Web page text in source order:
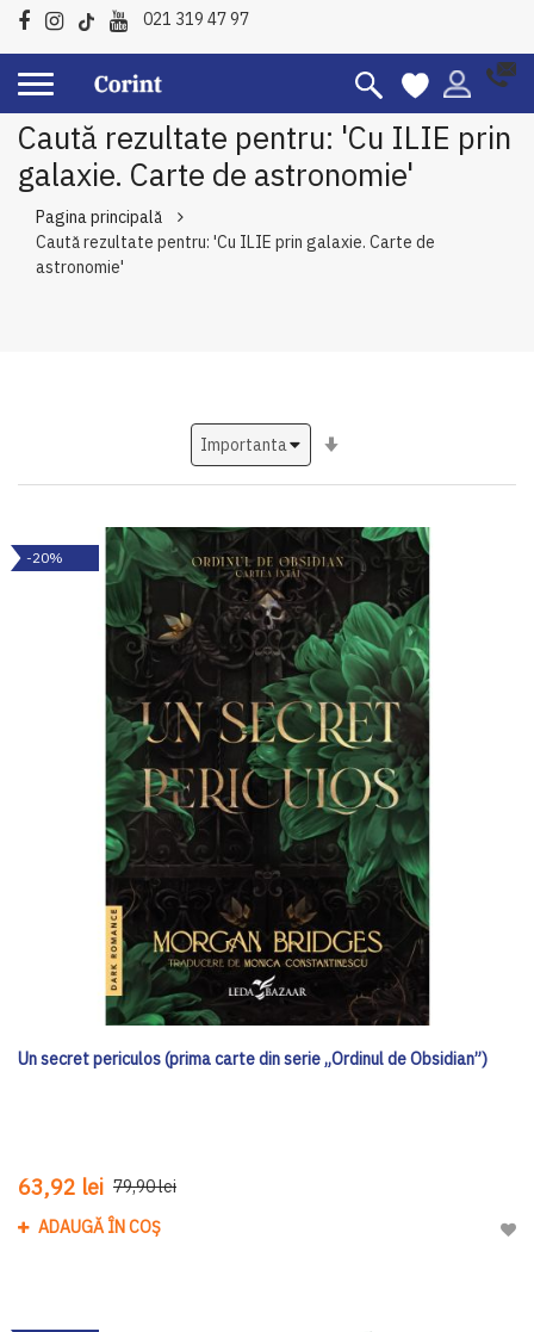
021 319 47 97
Caută rezultate pentru: 'Cu ILIE prin
galaxie. Carte de astronomie'
Pagina principală
Caută rezultate pentru: 'Cu ILIE prin galaxie. Carte de
astronomie'
-20%
Un secret periculos (prima carte din serie „Ordinul de Obsidian”)
63,92 lei 79,90 lei
ADAUGĂ ÎN COȘ